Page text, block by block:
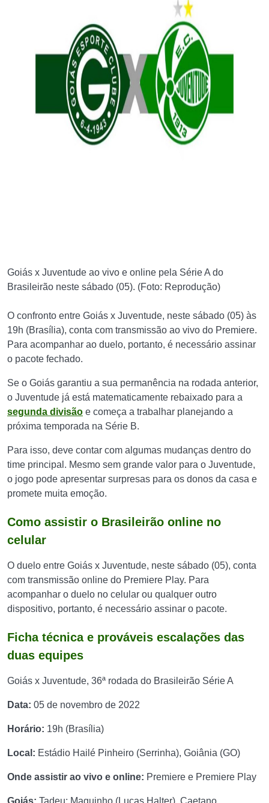
Goiás x Juventude ao vivo e online pela Série A do
Brasileirão neste sábado (05). (Foto: Reprodução)
O confronto entre Goiás x Juventude, neste sábado (05) às
19h (Brasília), conta com transmissão ao vivo do Premiere.
Para acompanhar ao duelo, portanto, é necessário assinar
o pacote fechado.
Se o Goiás garantiu a sua permanência na rodada anterior,
o Juventude já está matematicamente rebaixado para a
segunda divisão e começa a trabalhar planejando a
próxima temporada na Série B.
Para isso, deve contar com algumas mudanças dentro do
time principal. Mesmo sem grande valor para o Juventude,
o jogo pode apresentar surpresas para os donos da casa e
promete muita emoção.
Como assistir o Brasileirão online no
celular
O duelo entre Goiás x Juventude, neste sábado (05), conta
com transmissão online do Premiere Play. Para
acompanhar o duelo no celular ou qualquer outro
dispositivo, portanto, é necessário assinar o pacote.
Ficha técnica e prováveis escalações das
duas equipes
Goiás x Juventude, 36ª rodada do Brasileirão Série A
Data: 05 de novembro de 2022
Horário: 19h (Brasília)
Local: Estádio Hailé Pinheiro (Serrinha), Goiânia (GO)
Onde assistir ao vivo e online: Premiere e Premiere Play
Goiás: Tadeu; Maguinho (Lucas Halter), Caetano,